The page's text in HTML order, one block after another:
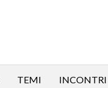
TEMI INCONTRI